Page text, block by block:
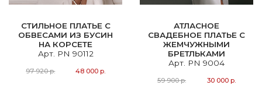
СТИЛЬНОЕ ПЛАТЬЕ С
ОБВЕСАМИ ИЗ БУСИН
НА КОРСЕТЕ
Арт. PN 90112
97 920 р. 48 000 р.
АТЛАСНОЕ
СВАДЕБНОЕ ПЛАТЬЕ С
ЖЕМЧУЖНЫМИ
БРЕТЛЬКАМИ
Арт. PN 9004
59 900 р. 30 000 р.